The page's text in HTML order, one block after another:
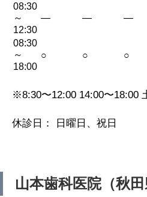
08:30
～
12:30
— — —
08:30
～
18:00
○ ○ ○
※8:30〜12:00 14:00〜18:00
休診日： 日曜日、祝日
山本歯科医院（秋田